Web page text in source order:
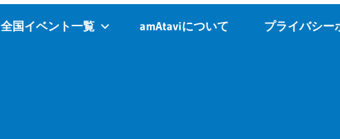
全国イベント一覧 amAtaviについて プライバシー